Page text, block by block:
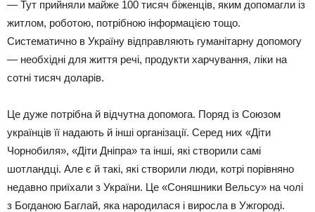
— Тут прийняли майже 100 тисяч біженців, яким допомагли із
житлом, роботою, потрібною інформацією тощо.
Систематично в Україну відправляють гуманітарну допомогу
— необхідні для життя речі, продукти харчування, ліки на
сотні тисяч доларів.
Це дуже потрібна й відчутна допомога. Поряд із Союзом
українців її надають й інші організації. Серед них «Діти
Чорнобиля», «Діти Дніпра» та інші, які створили самі
шотландці. Але є й такі, які створили люди, котрі порівняно
недавно приїхали з України. Це «Соняшники Вельсу» на чолі
з Богданою Баглай, яка народилася і виросла в Ужгороді.